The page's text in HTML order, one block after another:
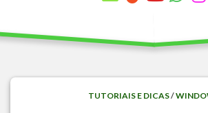
TUTORIAIS E DICAS/